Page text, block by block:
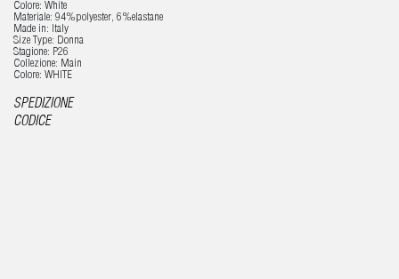
Colore: White
Materiale: 94%polyester, 6%elastane
Made in: Italy
Size Type: Donna
Stagione: P26
Collezione: Main
Colore: WHITE
SPEDIZIONE
CODICE